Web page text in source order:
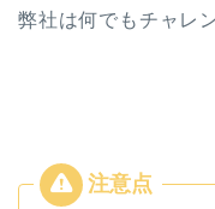
弊社は何でもチャレ